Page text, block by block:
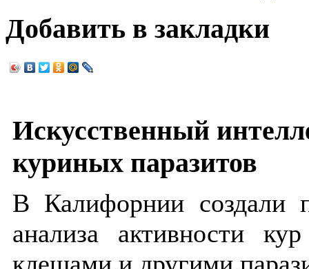
Добавить в закладки
Искусственный
куриных паразитов
В Калифорнии создали
анализа активности